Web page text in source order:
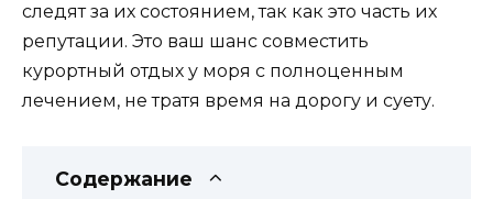
следят за их состоянием, так как это часть их
репутации. Это ваш шанс совместить
курортный отдых у моря с полноценным
лечением, не тратя время на дорогу и суету.
Содержание